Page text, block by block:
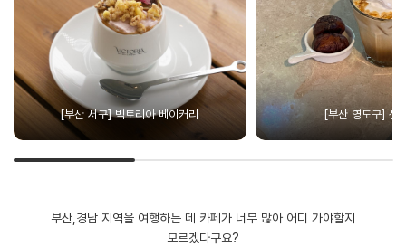
[부산 서구] 빅토리아 베이커리 [부산 영도구] 신
부산,경남 지역을 여행하는 데 카페가 너무 많아 어디 가야할지
모르겠다구요?